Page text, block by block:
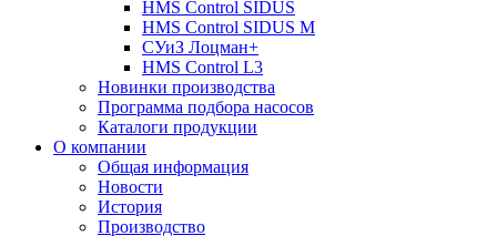
HMS Control SIDUS
HMS Control SIDUS M
СУиЗ Лоцман+
HMS Control L3
Новинки производства
Программа подбора насосов
Каталоги продукции
О компании
Общая информация
Новости
История
Производство